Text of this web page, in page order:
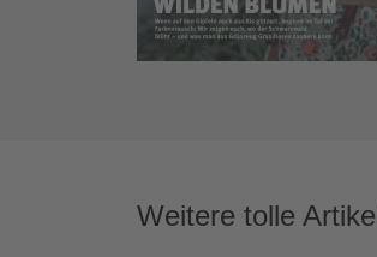
Weitere tolle